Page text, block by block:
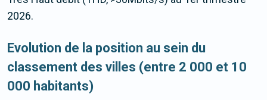
2026.
Evolution de la position au sein du
classement des villes (entre 2 000 et 10
000 habitants)